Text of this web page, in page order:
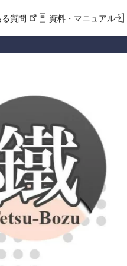
質問 資料・マニュアル